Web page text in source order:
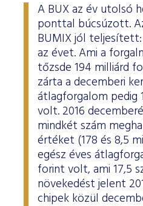
A BUX az év utolsó
ponttal búcsúzott.
BUMIX jól
az évet. Ami a
tőzsde 194 milliárd
zárta a decemberi
átlagforgalom pedig
volt. 2016
mindkét szám
értéket (178 és 8,5
egész éves
forint volt, ami 17,5
növekedést jelent
chipek közül